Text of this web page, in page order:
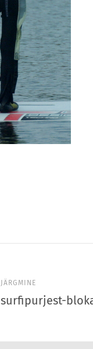
JÄRGMINE
surfipurjest-